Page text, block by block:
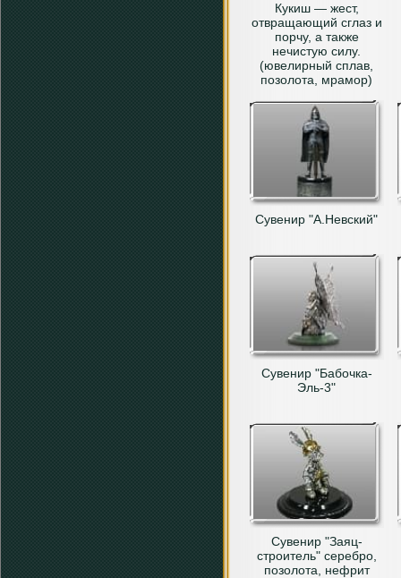
Кукиш — жест,
отвращающий сглаз и
порчу, а также
нечистую силу.
(ювелирный сплав,
позолота, мрамор)
Сувенир "А.Невский"
Сувенир "Бабочка-
Эль-3"
Сувенир "Заяц-
строитель" серебро,
позолота, нефрит